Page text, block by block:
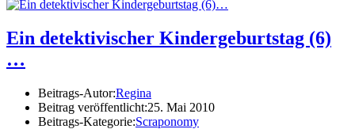
Ein detektivischer Kindergeburtstag (6)
…
Beitrags-Autor:Regina
Beitrag veröffentlicht:25. Mai 2010
Beitrags-Kategorie:Scraponomy